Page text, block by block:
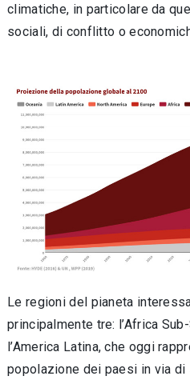
climatiche, in particolare da
sociali, di conflitto o
Le regioni del pianeta
principalmente tre: l’Africa
l’America Latina, che oggi
popolazione dei paesi in via